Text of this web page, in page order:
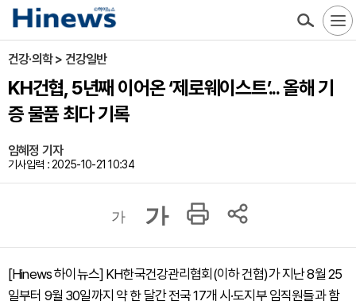
건강·의학 > 건강일반
KH건협, 5년째 이어온 ‘제로웨이스트’... 올해 기
증 물품 최다 기록
임혜정 기자
기사입력 : 2025-10-21 10:34
가 가
[Hinews 하이뉴스] KH한국건강관리협회(이하 건협)가 지난 8월 25
일부터 9월 30일까지 약 한 달간 전국 17개 시·도지부 임직원들과 함